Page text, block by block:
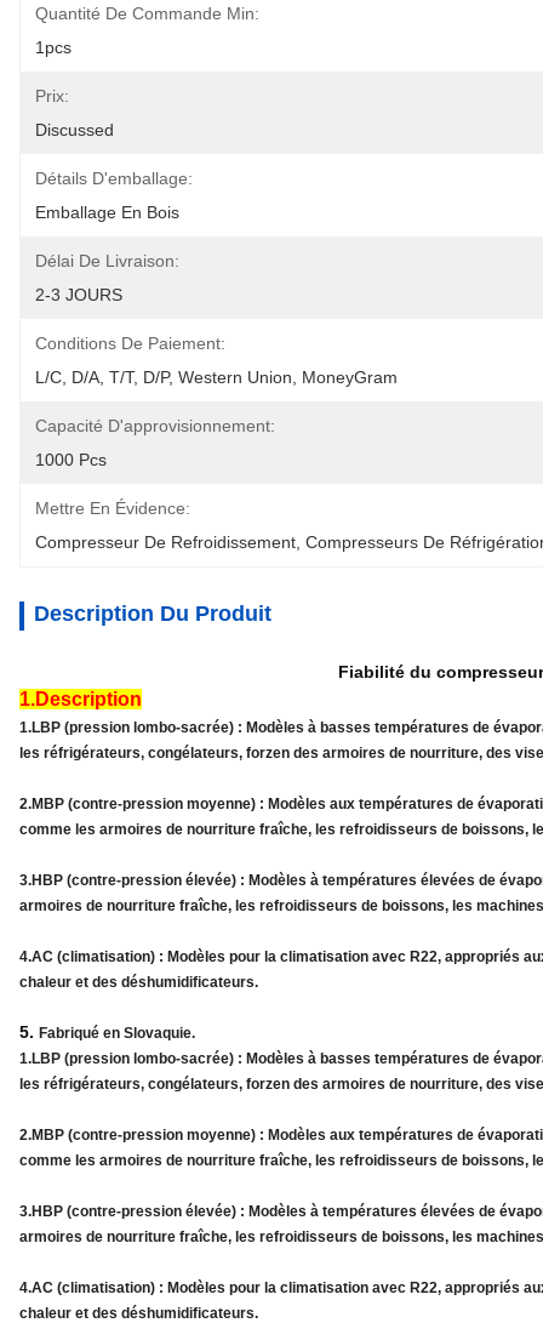
Quantité De Commande Min:
1pcs
Prix:
Discussed
Détails D'emballage:
Emballage En Bois
Délai De Livraison:
2-3 JOURS
Conditions De Paiement:
L/C, D/A, T/T, D/P, Western Union, MoneyGram
Capacité D'approvisionnement:
1000 Pcs
Mettre En Évidence:
Compresseur De Refroidissement Compresseurs De
Description Du Produit
Fiabilité du compresseur
1.Description
1.LBP (pression lombo-sacrée) : Modèles à basses températures de
les réfrigérateurs, congélateurs, forzen des armoires de nourriture, des
2.MBP (contre-pression moyenne) : Modèles aux températures de
comme les armoires de nourriture fraîche, les refroidisseurs de boissons,
3.HBP (contre-pression élevée) : Modèles à températures élevées de
armoires de nourriture fraîche, les refroidisseurs de boissons, les
4.AC (climatisation) : Modèles pour la climatisation avec R22, appropriés
chaleur et des déshumidificateurs.
5. Fabriqué en Slovaquie.
1.LBP (pression lombo-sacrée) : Modèles à basses températures de
les réfrigérateurs, congélateurs, forzen des armoires de nourriture, des
2.MBP (contre-pression moyenne) : Modèles aux températures de
comme les armoires de nourriture fraîche, les refroidisseurs de boissons,
3.HBP (contre-pression élevée) : Modèles à températures élevées de
armoires de nourriture fraîche, les refroidisseurs de boissons, les
4.AC (climatisation) : Modèles pour la climatisation avec R22, appropriés
chaleur et des déshumidificateurs.